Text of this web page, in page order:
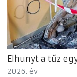
Elhunyt a tűz
2026. év